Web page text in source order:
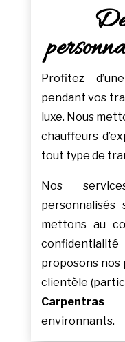
Profitez
pendant vos
luxe. Nous
chauffeurs
tout type de
Nos
personnalisés
mettons au
proposons
clientèle
Carpentras
environnants.